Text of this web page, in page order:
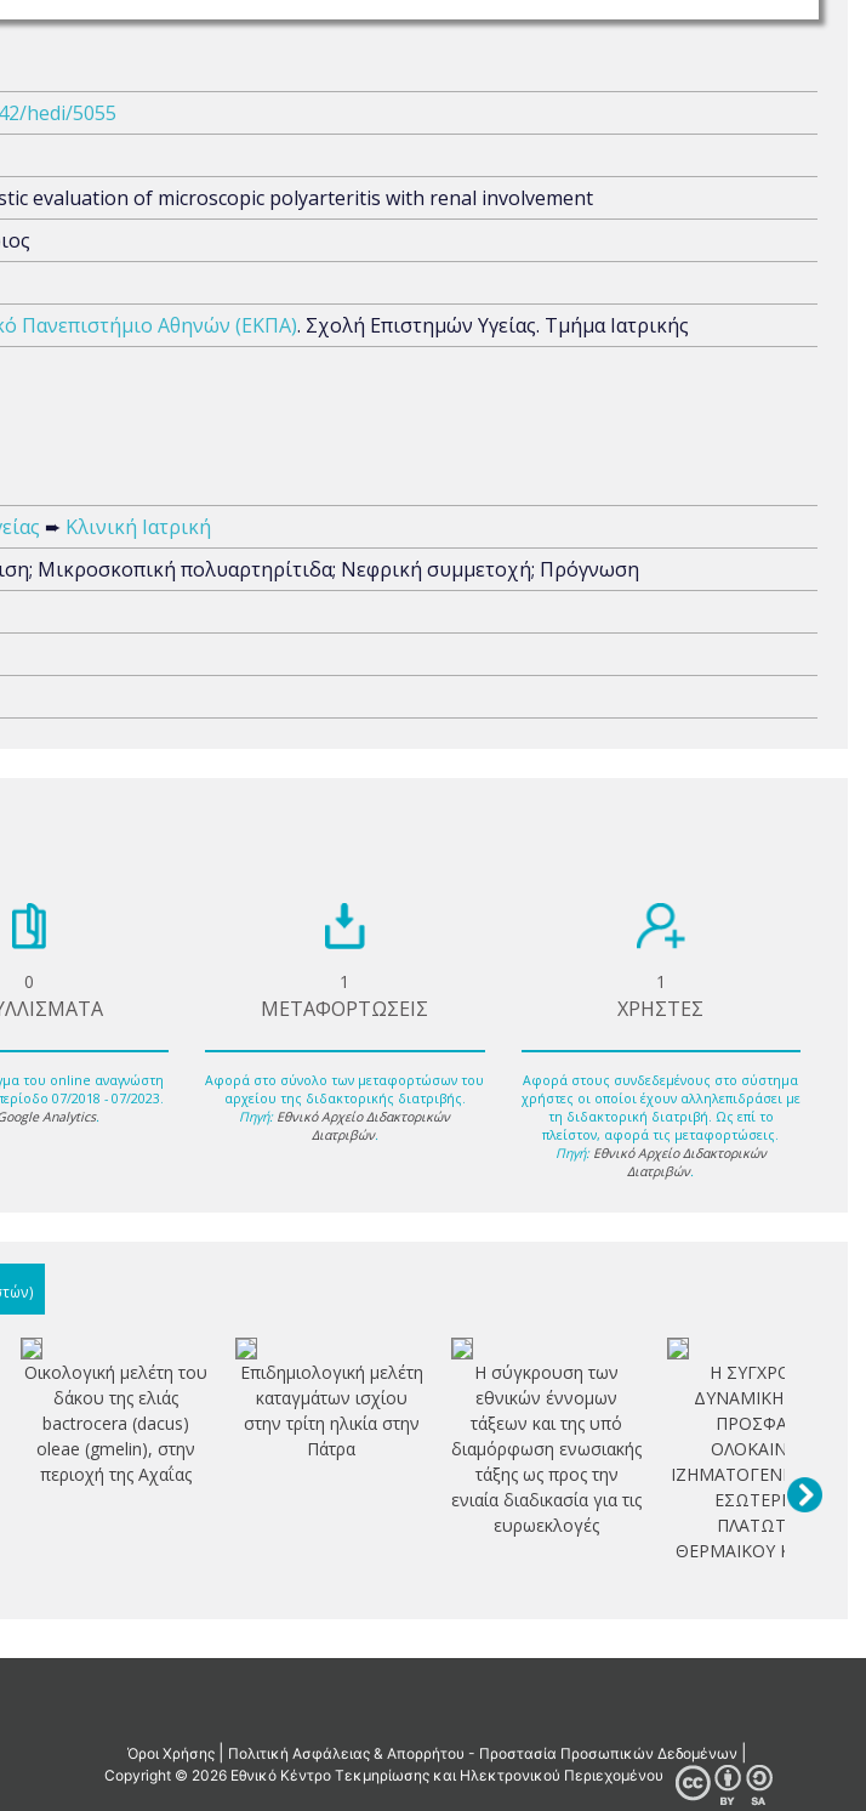
hedi/5055
evaluation of microscopic polyarteritis with renal involvement
Πανεπιστήμιο Αθηνών (ΕΚΠΑ). Σχολή Επιστημών Υγείας. Τμήμα Ιατρικής
➨ Κλινική Ιατρική
Μικροσκοπική πολυαρτηρίτιδα; Νεφρική συμμετοχή; Πρόγνωση
0
του online αναγνώστη
07/2018 - 07/2023.
Analytics.
1
ΜΕΤΑΦΟΡΤΩΣΕΙΣ
Αφορά στο σύνολο των μεταφορτώσων του
αρχείου της διδακτορικής διατριβής.
Πηγή: Εθνικό Αρχείο Διδακτορικών
Διατριβών.
1
ΧΡΗΣΤΕΣ
Αφορά στους συνδεδεμένους στο σύστημα
χρήστες οι οποίοι έχουν αλληλεπιδράσει με
τη διδακτορική διατριβή. Ως επί το
πλείστον, αφορά τις μεταφορτώσεις.
Πηγή: Εθνικό Αρχείο Διδακτορικών
Διατριβών.
Οικολογική μελέτη του
δάκου της ελιάς
bactrocera (dacus)
oleae (gmelin), στην
περιοχή της Αχαΐας
Επιδημιολογική μελέτη
καταγμάτων ισχίου
στην τρίτη ηλικία στην
Πάτρα
Η σύγκρουση των
εθνικών έννομων
τάξεων και της υπό
διαμόρφωση ενωσιακής
τάξης ως προς την
ενιαία διαδικασία για τις
ευρωεκλογές
Η ΣΥΓΧΡΟΝΗ
ΔΥΝΑΜΙΚΗ ΚΑΙ Η
ΠΡΟΣΦΑΤΗ
ΟΛΟΚΑΙΝΙΚΗ
ΙΖΗΜΑΤΟΓΕΝΕΣΗ ΣΤΟ
ΕΣΩΤΕΡΙΚΟ
ΠΛΑΤΩΤΟΥ
ΘΕΡΜΑΙΚΟΥ ΚΟΛΠΟΥ